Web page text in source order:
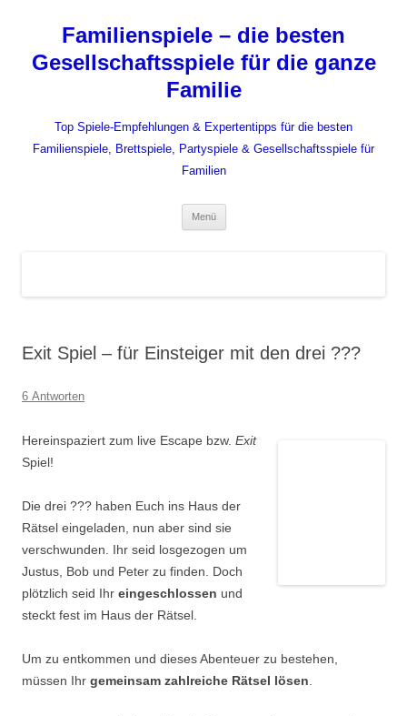
springenFamilienspiele – die besten
Gesellschaftsspiele für die ganze
Familie
Top Spiele-Empfehlungen & Expertentipps für die besten
Familienspiele, Brettspiele, Partyspiele & Gesellschaftsspiele für
Familien
Menü
Exit Spiel – für Einsteiger mit den drei ???
6 Antworten
Hereinspaziert zum live Escape bzw. Exit
Spiel!
Die drei ??? haben Euch ins Haus der
Rätsel eingeladen, nun aber sind sie
verschwunden. Ihr seid losgezogen um
Justus, Bob und Peter zu finden. Doch
plötzlich seid Ihr eingeschlossen und
steckt fest im Haus der Rätsel.
Um zu entkommen und dieses Abenteuer zu bestehen,
müssen Ihr gemeinsam zahlreiche Rätsel lösen.